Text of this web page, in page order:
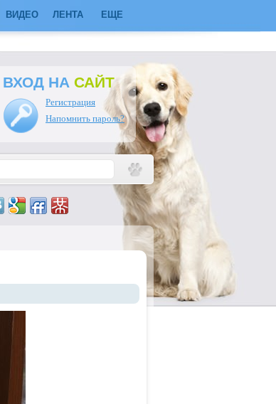
ВИДЕО ЛЕНТА ЕЩЕ
ВХОД НА САЙТ
Регистрация
Напомнить пароль?